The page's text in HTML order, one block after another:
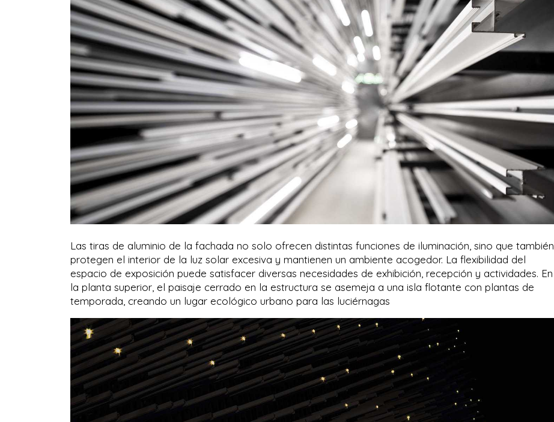
Las tiras de aluminio de la fachada no solo ofrecen distintas funciones de iluminación, sino que también
protegen el interior de la luz solar excesiva y mantienen un ambiente acogedor. La flexibilidad del
espacio de exposición puede satisfacer diversas necesidades de exhibición, recepción y actividades. En
la planta superior, el paisaje cerrado en la estructura se asemeja a una isla flotante con plantas de
temporada, creando un lugar ecológico urbano para las luciérnagas